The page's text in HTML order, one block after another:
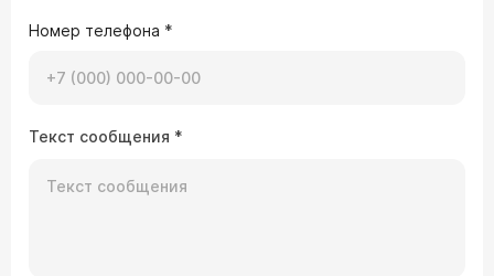
Номер телефона *
Текст сообщения *